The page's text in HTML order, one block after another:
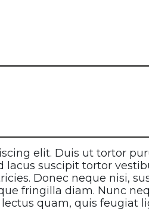
elit. Duis ut tortor
suscipit tortor
Donec neque nisi,
fringilla diam. Nunc
quam, quis feugiat